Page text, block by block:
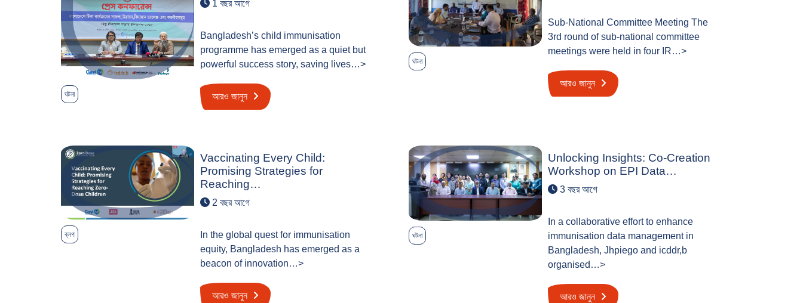
ঘটনা
1 বছর আগে
Bangladesh’s child immunisation
programme has emerged as a quiet but
powerful success story, saving lives…>
আরও জানুন
ঘটনা
Sub-National Committee Meeting The
3rd round of sub-national committee
meetings were held in four IR…>
আরও জানুন
ব্লগ
Vaccinating Every Child:
Promising Strategies for
Reaching…
2 বছর আগে
In the global quest for immunisation
equity, Bangladesh has emerged as a
beacon of innovation…>
আরও জানুন
ঘটনা
Unlocking Insights: Co-Creation
Workshop on EPI Data…
3 বছর আগে
In a collaborative effort to enhance
immunisation data management in
Bangladesh, Jhpiego and icddr,b
organised…>
আরও জানুন